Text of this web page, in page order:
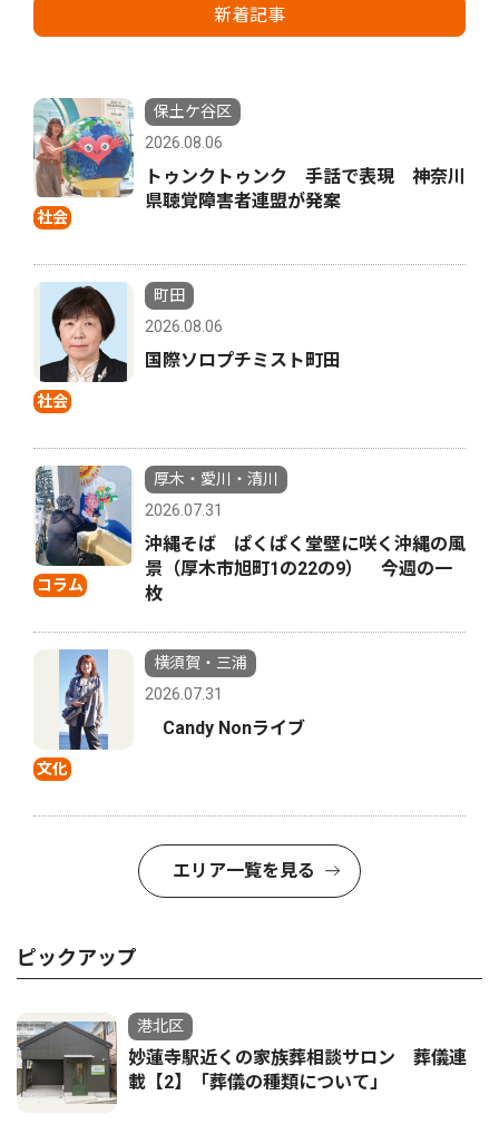
新着記事
社会
保土ケ谷区
2026.08.06
トゥンクトゥンク 手話で表現 神奈川
県聴覚障害者連盟が発案
社会
町田
2026.08.06
国際ソロプチミスト町田
コラム
厚木・愛川・清川
2026.07.31
沖縄そば ぱくぱく堂壁に咲く沖縄の風
景（厚木市旭町1の22の9） 今週の一
枚
文化
横須賀・三浦
2026.07.31
Candy Nonライブ
エリア一覧を見る
ピックアップ
港北区
妙蓮寺駅近くの家族葬相談サロン 葬儀連
載【2】「葬儀の種類について」